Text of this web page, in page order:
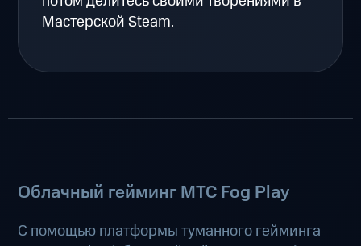
Мастерской Steam.
Облачный гейминг МТС Fog Play
С помощью платформы туманного гейминга